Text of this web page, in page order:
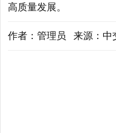
高质量发展。
作者：管理员 来源：中